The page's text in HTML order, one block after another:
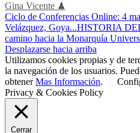
Gina Vicente ♟
Ciclo de Conferencias Online: 4
Velázquez, Goya...HISTORIA
camino hacia la Monarquía
Desplazarse hacia arriba
Utilizamos cookies propias y de
la navegación de los usuarios.
obtenerMas Información.
Privacy & Cookies Policy
Cerrar